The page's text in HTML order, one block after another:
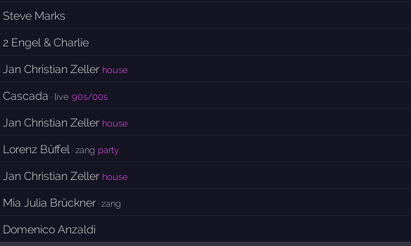
Steve Marks
2 Engel & Charlie
Jan Christian Zeller house
Cascada · live 90s/00s
Jan Christian Zeller house
Lorenz Büffel · zang party
Jan Christian Zeller house
Mia Julia Brückner· zang
Domenico Anzaldi